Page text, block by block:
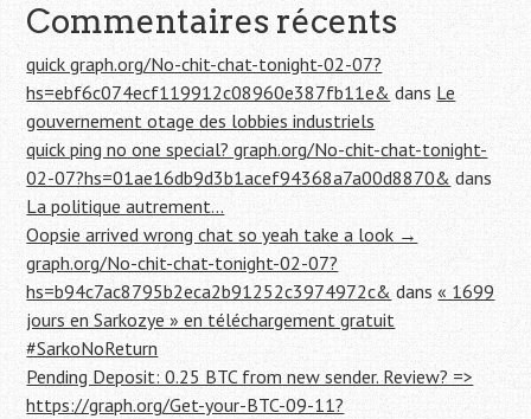
Commentaires récents
quick graph.org/No-chit-chat-tonight-02-07?
hs=ebf6c074ecf119912c08960e387fb11e& dans Le
gouvernement otage des lobbies industriels
quick ping no one special? graph.org/No-chit-chat-tonight-
02-07?hs=01ae16db9d3b1acef94368a7a00d8870& dans
La politique autrement…
Oopsie arrived wrong chat so yeah take a look →
graph.org/No-chit-chat-tonight-02-07?
hs=b94c7ac8795b2eca2b91252c3974972c& dans« 1699
jours en Sarkozye » en téléchargement gratuit
#SarkoNoReturn
Pending Deposit: 0.25 BTC from new sender. Review? =>
https://graph.org/Get-your-BTC-09-11?